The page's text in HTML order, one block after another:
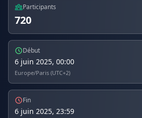
Participants
720
Début
6 juin 2025, 00:00
Europe/Paris (UTC+2)
Fin
6 juin 2025, 23:59